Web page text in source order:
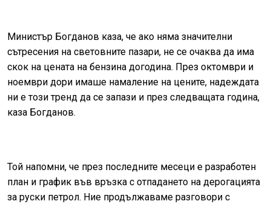
Министър Богданов каза, че ако няма значителни
сътресения на световните пазари, не се очаква да има
скок на цената на бензина догодина. През октомври и
ноември дори имаше намаление на цените, надеждата
ни е този тренд да се запази и през следващата година,
каза Богданов.
Той напомни, че през последните месеци е разработен
план и график във връзка с отпадането на дерогацията
за руски петрол. Ние продължаваме разговори с